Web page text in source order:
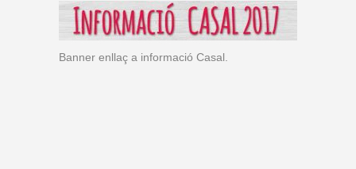
Banner enllaç a informació Casal.